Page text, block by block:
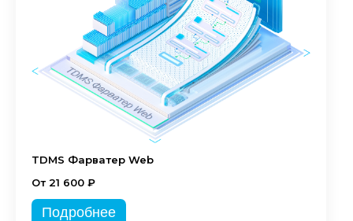
TDMS Фарватер Web
От 21 600 ₽
Подробнее